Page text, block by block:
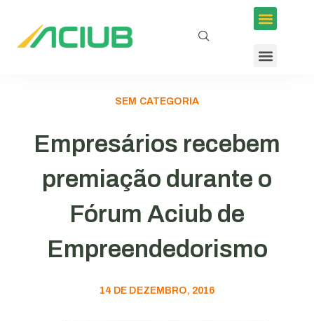
SEM CATEGORIA
Empresários recebem
premiação durante o
Fórum Aciub de
Empreendedorismo
14 DE DEZEMBRO, 2016